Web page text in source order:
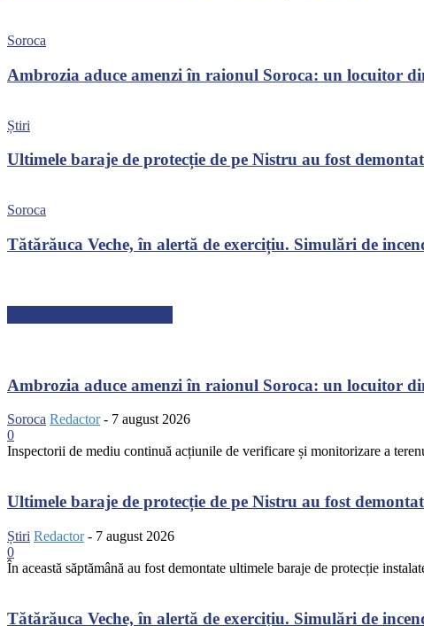
Soroca
Ambrozia aduce amenzi în raionul Soroca: un locuitor
Știri
Ultimele baraje de protecție de pe Nistru au fost
Soroca
Tătărăuca Veche, în alertă de exercițiu. Simulări de
Ambrozia aduce amenzi în raionul Soroca: un locuitor
Soroca Redactor - 7 august 2026
0
Inspectorii de mediu continuă acțiunile de verificare și monitorizare a
Ultimele baraje de protecție de pe Nistru au fost
Știri Redactor - 7 august 2026
0
În această săptămână au fost demontate ultimele baraje de protecție
Tătărăuca Veche, în alertă de exercițiu. Simulări de